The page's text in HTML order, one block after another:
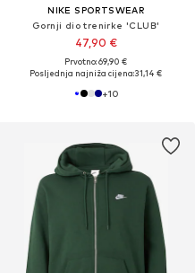
NIKE SPORTSWEAR
Gornji dio trenirke 'CLUB'
47,90 €
Prvotno: 69,90 €
Posljednja najniža cijena:31,14 €
+10